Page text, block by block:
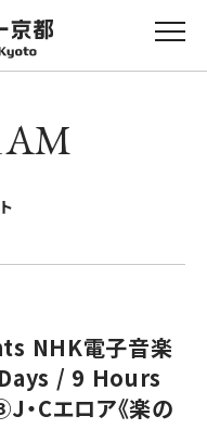
NHK電子音楽
/ 9 Hours
エロア《楽の